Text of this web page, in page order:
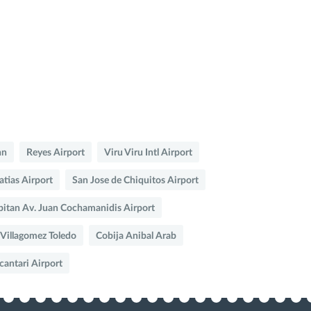
Reyes Airport Viru Viru Intl Airport
Airport San Jose de Chiquitos Airport
Av. Juan Cochamanidis Airport
Toledo Cobija Anibal Arab
Airport